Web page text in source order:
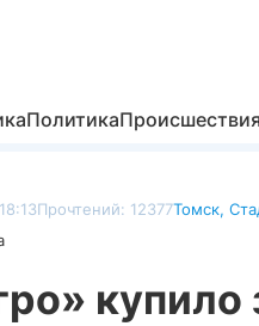
ПолитикаПроисшествия
Прочтений: 12377Томск,